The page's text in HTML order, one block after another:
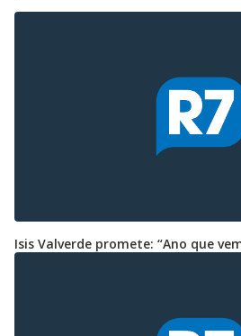
Isis Valverde promete: “Ano que